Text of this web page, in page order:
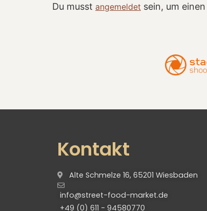
Du musst angemeldet sein, um
Kontakt
Alte Schmelze 16, 65201 Wiesbaden
info@street-food-market.de
+49 (0) 611 - 94580770